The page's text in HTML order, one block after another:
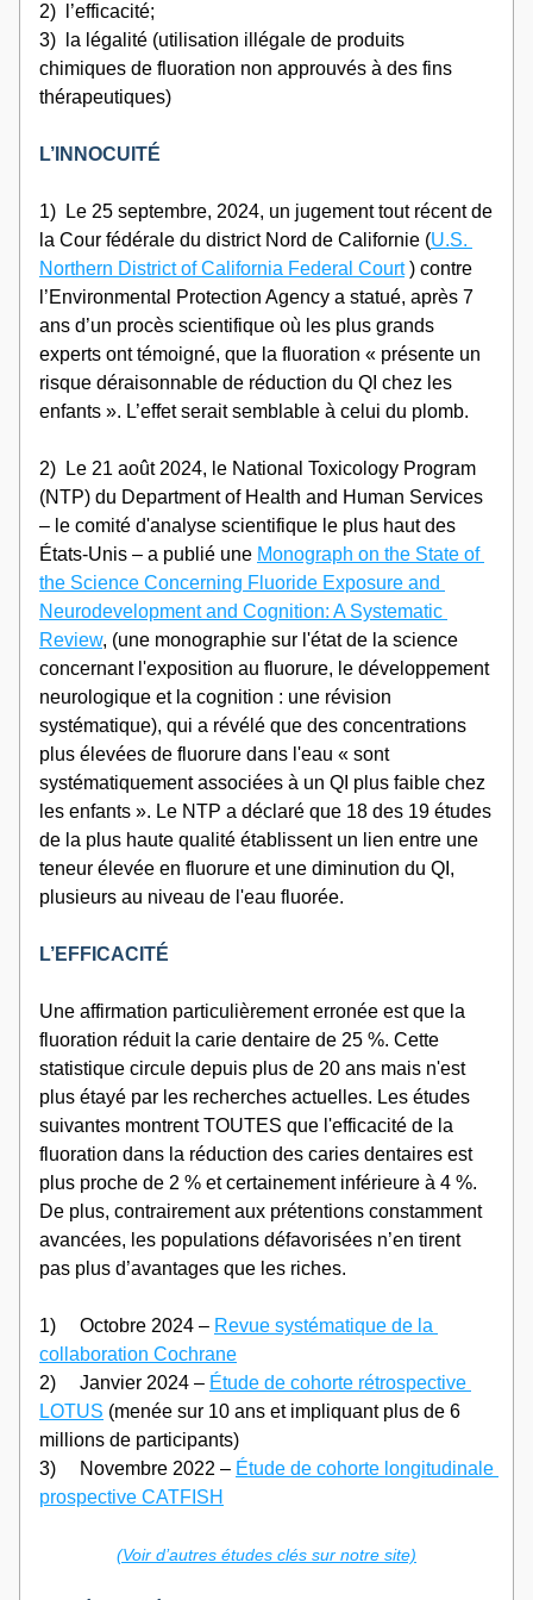
2)  l’efficacité;
3)  la légalité (utilisation illégale de produits
chimiques de fluoration non approuvés à des fins
thérapeutiques)
L’INNOCUITÉ
1)  Le 25 septembre, 2024, un jugement tout récent de
la Cour fédérale du district Nord de Californie (U.S.
Northern District of California Federal Court ) contre
l’Environmental Protection Agency a statué, après 7
ans d’un procès scientifique où les plus grands
experts ont témoigné, que la fluoration « présente un
risque déraisonnable de réduction du QI chez les
enfants ». L’effet serait semblable à celui du plomb.
2)  Le 21 août 2024, le National Toxicology Program
(NTP) du Department of Health and Human Services
– le comité d'analyse scientifique le plus haut des
États-Unis – a publié une Monograph on the State of
the Science Concerning Fluoride Exposure and
Neurodevelopment and Cognition: A Systematic
Review, (une monographie sur l'état de la science
concernant l'exposition au fluorure, le développement
neurologique et la cognition : une révision
systématique), qui a révélé que des concentrations
plus élevées de fluorure dans l'eau « sont
systématiquement associées à un QI plus faible chez
les enfants ». Le NTP a déclaré que 18 des 19 études
de la plus haute qualité établissent un lien entre une
teneur élevée en fluorure et une diminution du QI,
plusieurs au niveau de l'eau fluorée.
L’EFFICACITÉ
Une affirmation particulièrement erronée est que la
fluoration réduit la carie dentaire de 25 %. Cette
statistique circule depuis plus de 20 ans mais n'est
plus étayé par les recherches actuelles. Les études
suivantes montrent TOUTES que l'efficacité de la
fluoration dans la réduction des caries dentaires est
plus proche de 2 % et certainement inférieure à 4 %.
De plus, contrairement aux prétentions constamment
avancées, les populations défavorisées n’en tirent
pas plus d’avantages que les riches.
1)     Octobre 2024 – Revue systématique de la
collaboration Cochrane
2)     Janvier 2024 – Étude de cohorte rétrospective
LOTUS (menée sur 10 ans et impliquant plus de 6
millions de participants)
3)     Novembre 2022 – Étude de cohorte longitudinale
prospective CATFISH
(Voir d’autres études clés sur notre site)